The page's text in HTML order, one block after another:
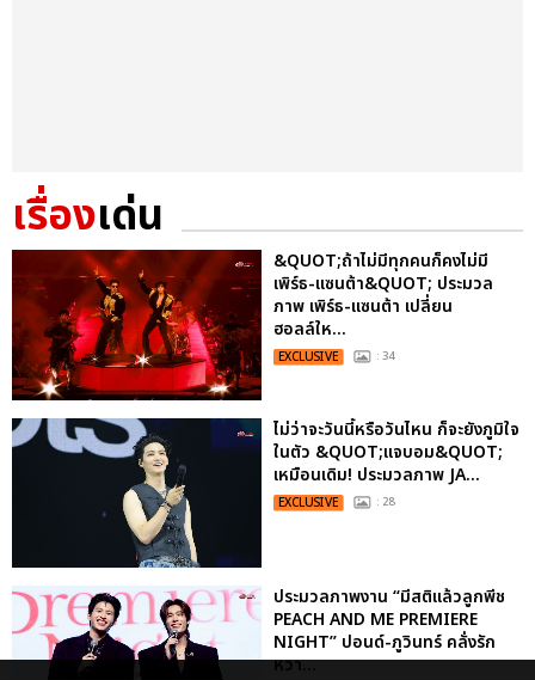
เรื่องเด่น
&QUOT;ถ้าไม่มีทุกคนก็คงไม่มี
เพิร์ธ-แซนต้า&QUOT; ประมวล
ภาพ เพิร์ธ-แซนต้า เปลี่ยน
ฮอลล์ให...
EXCLUSIVE : 34
ไม่ว่าจะวันนี้หรือวันไหน ก็จะยังภูมิใจ
ในตัว &QUOT;แจบอม&QUOT;
เหมือนเดิม! ประมวลภาพ JA...
EXCLUSIVE : 28
ประมวลภาพงาน “มีสติแล้วลูกพีช
PEACH AND ME PREMIERE
NIGHT” ปอนด์-ภูวินทร์ คลั่งรัก
หวา...